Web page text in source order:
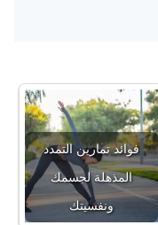
فوائد تمارين التمدد
المذهلة لجسمك
ونفسيتك